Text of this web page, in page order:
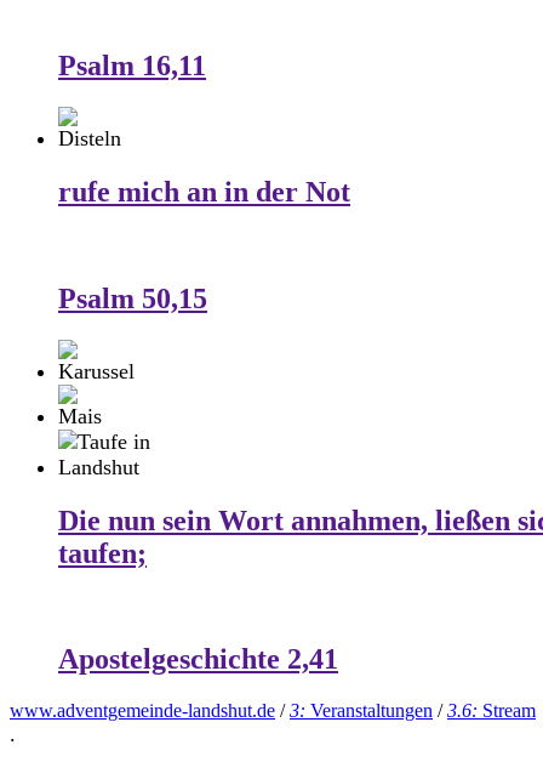
Psalm 16,11
rufe mich an in der Not
Psalm 50,15
Die nun sein Wort annahmen, ließen
taufen;
Apostelgeschichte 2,41
www.adventgemeinde-landshut.de /3: Veranstaltungen /3.6: Stream
.